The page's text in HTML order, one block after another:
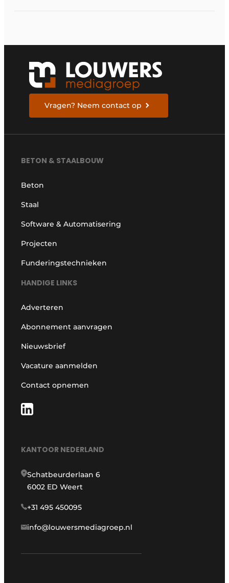
Vragen? Neem contact op
BETON & STAALBOUW
Beton
Staal
Software & Automatisering
Projecten
Funderingstechnieken
HANDIGE LINKS
Adverteren
Abonnement aanvragen
Nieuwsbrief
Vacature aanmelden
Contact opnemen
KANTOOR NEDERLAND
Schatbeurderlaan 6
6002 ED Weert
+31 495 450095
info@louwersmediagroep.nl